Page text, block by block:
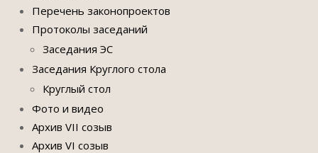
Перечень законопроектов
Протоколы заседаний
Заседания ЭС
Заседания Круглого стола
Круглый стол
Фото и видео
Архив VII созыв
Архив VI созыв